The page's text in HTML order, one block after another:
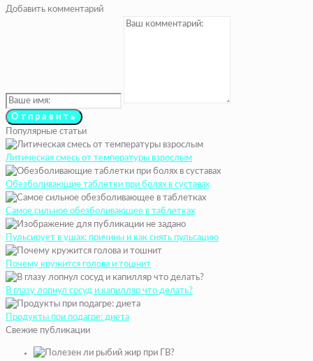
Добавить комментарий
Популярные статьи
Литическая смесь от температуры взрослым
Обезболивающие таблетки при болях в суставах
Самое сильное обезболивающее в таблетках
Пульсирует в ушах: причины и как снять пульсацию
Почему кружится голова и тошнит
В глазу лопнул сосуд и капилляр что делать?
Продукты при подагре: диета
Свежие публикации